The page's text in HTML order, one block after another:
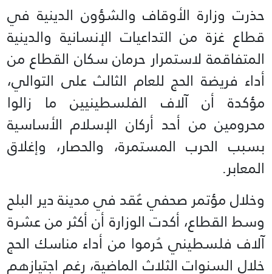
حذرت وزارة الأوقاف والشؤون الدينية في
قطاع غزة من التداعيات الإنسانية والدينية
المتفاقمة لاستمرار حرمان سكان القطاع من
أداء فريضة الحج للعام الثالث على التوالي،
مؤكدة أن آلاف الفلسطينيين ما زالوا
محرومين من أحد أركان الإسلام الأساسية
بسبب الحرب المستمرة، والحصار، وإغلاق
المعابر.
وخلال مؤتمر صحفي عُقد في مدينة دير البلح
وسط القطاع، أكدت الوزارة أن أكثر من عشرة
آلاف فلسطيني حُرموا من أداء مناسك الحج
خلال السنوات الثلاث الماضية، رغم اجتيازهم